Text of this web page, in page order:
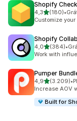
Shopify
4,3de 5(180)
180 avaliações
•
Customize
Shopify
4,0de 5(384)
384 avaliações
•
Work with
Pumper
4,9de 5(3.209)
3209 •
Increase AOV
Built for